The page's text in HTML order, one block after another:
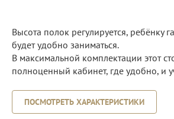
Высота полок регулируется, ребёнку
будет удобно заниматься.
В максимальной комплектации этот
полноценный кабинет, где удобно, и
ПОСМОТРЕТЬ ХАРАКТЕРИСТИКИ